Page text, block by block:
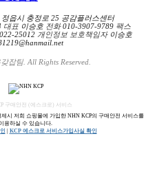
읍시 충정로 25 공감플러스센터
대표이승호 전화010-3907-9789 팩스
25012 개인정보 보호책임자이승호
잡팀. All Rights Reserved.
구매안전 (에스크로) 서비스
시 저희 쇼핑몰에 가입한 NHN KCP의 구매안전 서비스를
용하실 수 있습니다.
KCP 에스크로 서비스가입사실 확인